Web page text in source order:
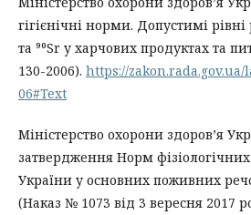
гігієнічні норми. Допустимі рівні
та ⁹⁰Sr у харчових продуктах та
130-2006). https://zakon.rada.gov.ua/
06#Text
Міністерство охорони здоров’я
затвердження Норм
України у основних поживних
(Наказ № 1073 від 3 вересня 2017